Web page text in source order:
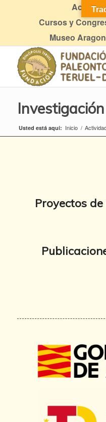
Cursos y
Museo
Investigación
Usted está aquí: Inicio /
Proyectos